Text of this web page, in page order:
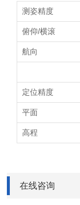
测姿精度
俯仰/横滚
航向
定位精度
平面
高程
在线咨询